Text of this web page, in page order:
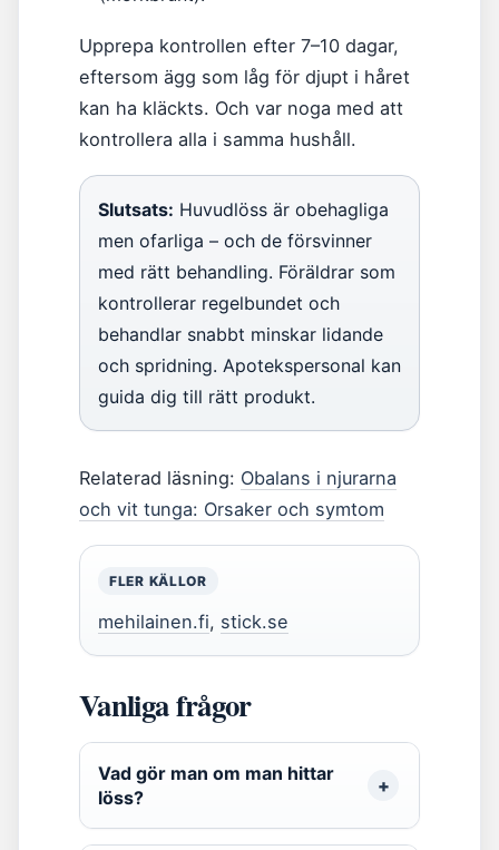
Upprepa kontrollen efter 7–10 dagar,
eftersom ägg som låg för djupt i håret
kan ha kläckts. Och var noga med att
kontrollera alla i samma hushåll.
Slutsats: Huvudlöss är obehagliga
men ofarliga – och de försvinner
med rätt behandling. Föräldrar som
kontrollerar regelbundet och
behandlar snabbt minskar lidande
och spridning. Apotekspersonal kan
guida dig till rätt produkt.
Relaterad läsning: Obalans i njurarna
och vit tunga: Orsaker och symtom
FLER KÄLLOR
mehilainen.fi, stick.se
Vanliga frågor
Vad gör man om man hittar
löss?